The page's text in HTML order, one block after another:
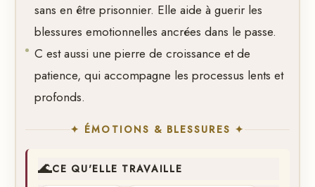
sans en être prisonnier. Elle aide à guerir les
blessures emotionnelles ancrées dans le passe.
C est aussi une pierre de croissance et de
patience, qui accompagne les processus lents et
profonds.
✦ ÉMOTIONS & BLESSURES ✦
🌊CE QU'ELLE TRAVAILLE